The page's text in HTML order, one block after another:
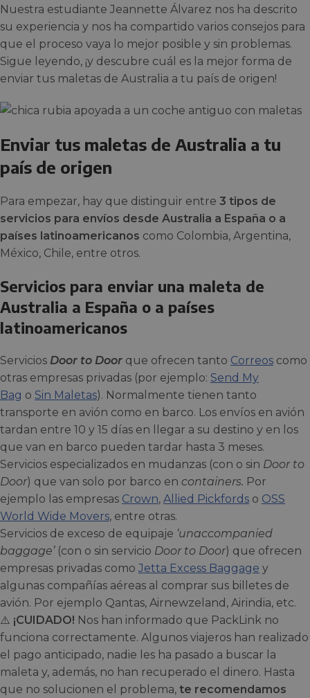
Nuestra estudiante Jeannette Álvarez nos ha descrito
su experiencia y nos ha compartido varios consejos para
que el proceso vaya lo mejor posible y sin problemas.
Sigue leyendo, ¡y descubre cuál es la mejor forma de
enviar tus maletas de Australia a tu país de origen!
Enviar tus maletas de Australia a tu
país de origen
Para empezar, hay que distinguir entre 3 tipos de
servicios para envíos desde Australia a España o a
países latinoamericanos como Colombia, Argentina,
México, Chile, entre otros.
Servicios para enviar una maleta de
Australia a España o a países
latinoamericanos
Servicios Door to Door que ofrecen tanto Correos como
otras empresas privadas (por ejemplo: Send My
Bag o Sin Maletas). Normalmente tienen tanto
transporte en avión como en barco. Los envíos en avión
tardan entre 10 y 15 días en llegar a su destino y en los
que van en barco pueden tardar hasta 3 meses.
Servicios especializados en mudanzas (con o sin Door to
Door) que van solo por barco en containers. Por
ejemplo las empresas Crown, Allied Pickfords o OSS
World Wide Movers, entre otras.
Servicios de exceso de equipaje ‘unaccompanied
baggage’(con o sin servicio Door to Door) que ofrecen
empresas privadas como Jetta Excess Baggage y
algunas compañías aéreas al comprar sus billetes de
avión. Por ejemplo Qantas, Airnewzeland, Airindia, etc.
⚠️ ¡CUIDADO! Nos han informado que PackLink no
funciona correctamente. Algunos viajeros han realizado
el pago anticipado, nadie les ha pasado a buscar la
maleta y, además, no han recuperado el dinero. Hasta
que no solucionen el problema, te recomendamos